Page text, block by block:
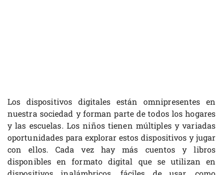
Los dispositivos digitales están omnipresentes en
nuestra sociedad y forman parte de todos los hogares
y las escuelas. Los niños tienen múltiples y variadas
oportunidades para explorar estos dispositivos y jugar
con ellos. Cada vez hay más cuentos y libros
disponibles en formato digital que se utilizan en